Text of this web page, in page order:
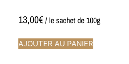
13,00€/ le sachet de 100g
AJOUTER AU PANIER